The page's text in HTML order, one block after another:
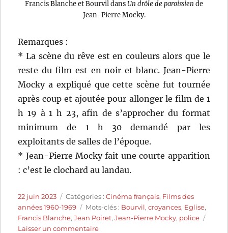
Francis Blanche et Bourvil dansUn drôle de paroissien de
Jean-Pierre Mocky.
Remarques :
* La scène du rêve est en couleurs alors que le
reste du film est en noir et blanc. Jean-Pierre
Mocky a expliqué que cette scène fut tournée
après coup et ajoutée pour allonger le film de 1
h 19 à 1 h 23, afin de s’approcher du format
minimum de 1 h 30 demandé par les
exploitants de salles de l’époque.
* Jean-Pierre Mocky fait une courte apparition
: c’est le clochard au landau.
Publié
le
22 juin 2023 Catégories
Catégories :Cinéma français, Films des
années 1960-1969
Étiquettes
Mots-clés : Bourvil,croyances, Eglise,
Francis Blanche,Jean Poiret,Jean-Pierre Mocky, police
Laisser un commentairesur